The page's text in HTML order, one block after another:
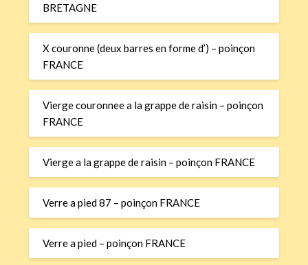
BRETAGNE
X couronne (deux barres en forme d’) – poinçon
FRANCE
Vierge couronnee a la grappe de raisin – poinçon
FRANCE
Vierge a la grappe de raisin – poinçon FRANCE
Verre a pied 87 – poinçon FRANCE
Verre a pied – poinçon FRANCE